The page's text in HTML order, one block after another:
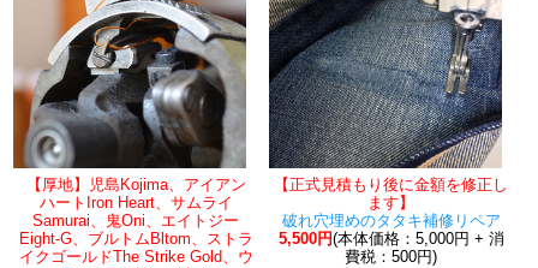
【厚地】児島Kojima、アイアン
ハートIron Heart、サムライ
Samurai、鬼Oni、エイトジー
Eight-G、ブルトムBltom、ストラ
イクゴールドThe Strike Gold、ウ
【正式見積もり後に金額を修正し
ます】
破れ穴埋めのタタキ補修リペア
5,500円(本体価格：5,000円 + 消
費税：500円)